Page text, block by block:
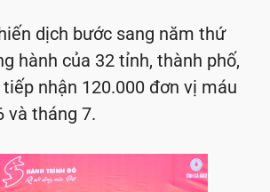
dịch bước sang năm thứ
hành của 32 tỉnh, thành phố,
nhận 120.000 đơn vị máu
và tháng 7.